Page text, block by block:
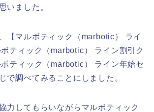
いました。
【マルボティック（marbotic） ライ
ティック（marbotic） ライン割引ク
ティック（marbotic） ライン年始セ
で調べてみることにしました。
力してもらいながらマルボティック